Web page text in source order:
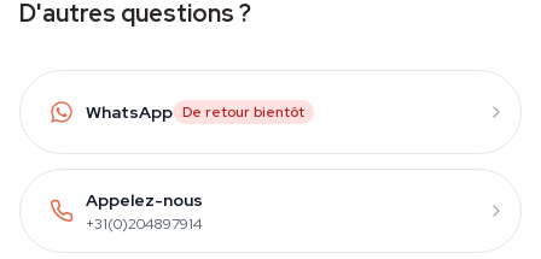
D'autres questions ?
WhatsApp De retour bientôt
Appelez-nous
+31(0)204897914